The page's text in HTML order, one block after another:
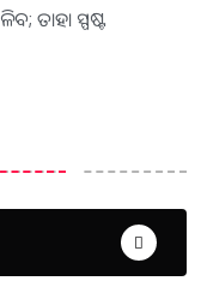
ତାହା ସ୍ପଷ୍ଟ